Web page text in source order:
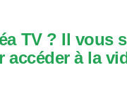
TV ? Il vous
accéder à la